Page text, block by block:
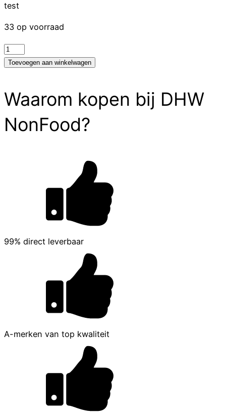
test
33 op voorraad
test
aantal
Toevoegen aan winkelwagen
Waarom kopen bij DHW
NonFood?
99% direct leverbaar
A-merken van top kwaliteit